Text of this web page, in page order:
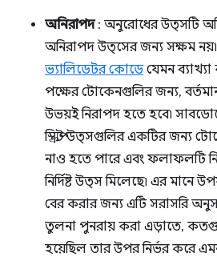
অনিরাপদ: অনুরোধের উত্সটি
অনিরাপদ উত্সের জন্য সক্ষম নয়৷
ভ্যালিডেটর কোডেযেমন
পক্ষের টোকেনগুলির জন্য,
উভয়ই নিরাপদ হতে হবে৷
স্ক্রিপ্ট উত্সগুলির একটির জন্য
নাও হতে পারে এবং ফলাফলটি
নির্দিষ্ট উত্স মিলেছে৷ এর মানে
বের করার জন্য এটি সরাসরি
তুলনা পুনরায় করা এড়াতে, কতগুলি
হয়েছিল তার উপর নির্ভর করে